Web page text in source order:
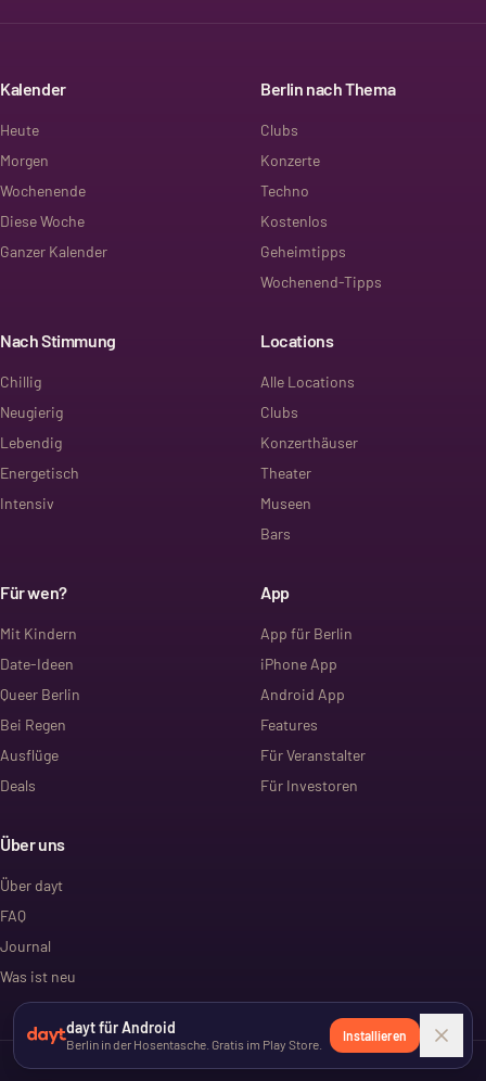
Kalender
Heute
Morgen
Wochenende
Diese Woche
Ganzer Kalender
Berlin nach Thema
Clubs
Konzerte
Techno
Kostenlos
Geheimtipps
Wochenend-Tipps
Nach Stimmung
Chillig
Neugierig
Lebendig
Energetisch
Intensiv
Locations
Alle Locations
Clubs
Konzerthäuser
Theater
Museen
Bars
Für wen?
Mit Kindern
Date-Ideen
Queer Berlin
Bei Regen
Ausflüge
Deals
App
App für Berlin
iPhone App
Android App
Features
Für Veranstalter
Für Investoren
Über uns
Über dayt
FAQ
Journal
Was ist neu
dayt für Android
Berlin in der Hosentasche. Gratis im Play Store.
Installieren